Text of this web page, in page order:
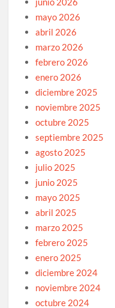
mayo 2026
abril 2026
marzo 2026
febrero 2026
enero 2026
diciembre 2025
noviembre 2025
octubre 2025
septiembre 2025
agosto 2025
julio 2025
junio 2025
mayo 2025
abril 2025
marzo 2025
febrero 2025
enero 2025
diciembre 2024
noviembre 2024
octubre 2024